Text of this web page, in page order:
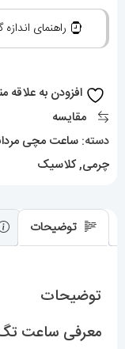
مردانه
اتوماتیک
بند
مشکی
heuer
Monaco
عدد
راهنمای
افزودن به علاقه
مقایسه
دسته:ساعت مچی
چرمی,کلاسیک
توضیحات
توضیحات
معرفی ساعت تگ